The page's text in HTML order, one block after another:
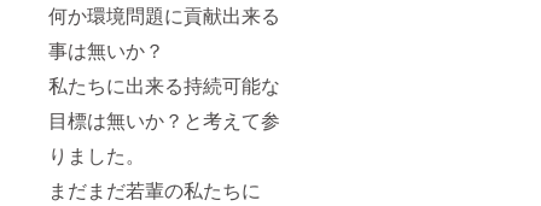
何か環境問題に貢献出来る
事は無いか？
私たちに出来る持続可能な
目標は無いか？と考えて参
りました。
まだまだ若輩の私たちに